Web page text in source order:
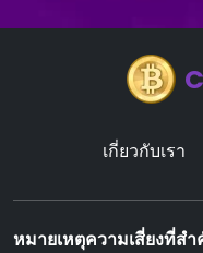
เกี่ยวกับเรา
หมายเหตุความเสี่ยงที่สํ